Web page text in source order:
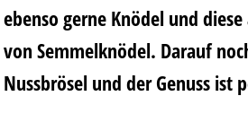
ebenso gerne Knödel und
von Semmelknödel. Darauf
Nussbrösel und der Genuss ist